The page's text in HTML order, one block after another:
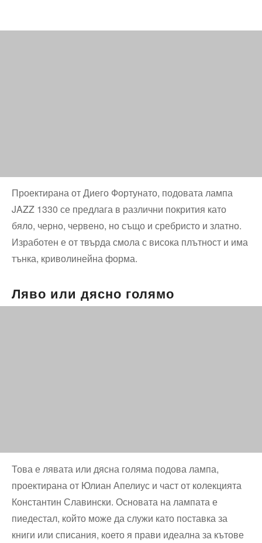
Проектирана от Диего Фортунато, подовата лампа
JAZZ 1330 се предлага в различни покрития като
бяло, черно, червено, но също и сребристо и златно.
Изработен е от твърда смола с висока плътност и има
тънка, криволинейна форма.
Ляво или дясно голямо
Това е лявата или дясна голяма подова лампа,
проектирана от Юлиан Апелиус и част от колекцията
Константин Славински. Основата на лампата е
пиедестал, който може да служи като поставка за
книги или списания, което я прави идеална за кътове